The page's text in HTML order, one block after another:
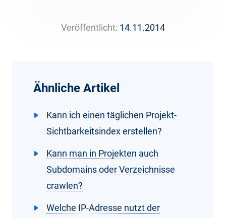
Veröffentlicht: 14.11.2014
Ähnliche Artikel
Kann ich einen täglichen Projekt-
Sichtbarkeitsindex erstellen?
Kann man in Projekten auch
Subdomains oder Verzeichnisse
crawlen?
Welche IP-Adresse nutzt der